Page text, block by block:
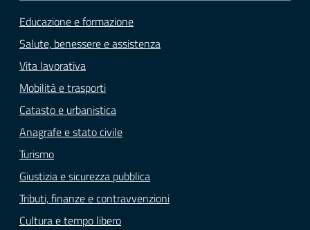
Educazione e formazione
Salute, benessere e assistenza
Vita lavorativa
Mobilità e trasporti
Catasto e urbanistica
Anagrafe e stato civile
Turismo
Giustizia e sicurezza pubblica
Tributi, finanze e contravvenzioni
Cultura e tempo libero